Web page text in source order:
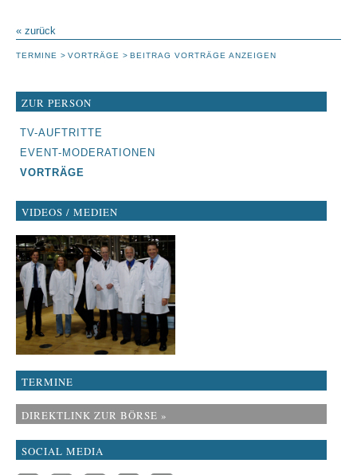
« zurück
TERMINE VORTRÄGE BEITRAG VORTRÄGE ANZEIGEN
ZUR PERSON
NAVIGATION
ÜBERSPRINGEN
TV-AUFTRITTE
EVENT-MODERATIONEN
VORTRÄGE
VIDEOS / MEDIEN
TERMINE
DIREKTLINK ZUR BÖRSE »
SOCIAL MEDIA